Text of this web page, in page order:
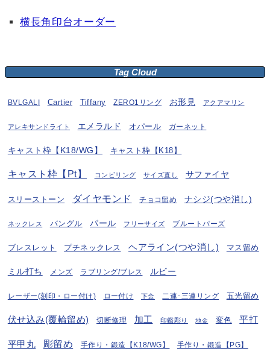
横長角印台オーダー
Tag Cloud
BVLGALI Cartier Tiffany ZERO1リング お形見 アクアマリン
アレキサンドライト エメラルド オパール ガーネット
キャスト枠【K18/WG】 キャスト枠【K18】
キャスト枠【Pt】 コンビリング サイズ直し サファイヤ
スリーストーン ダイヤモンド チョコ留め ナシジ(つや消し)
ネックレス バングル パール フリーサイズ ブルートパーズ
ブレスレット プチネックレス ヘアライン(つや消し) マス留め
ミル打ち メンズ ラブリング/ブレス ルビー
レーザー(刻印・ロー付け) ロー付け 下金 二連･三連リング 五光留め
伏せ込み(覆輪留め) 切断修理 加工 印鑑彫り 地金 変色 平打
平甲丸 彫留め 手作り・鍛造【K18/WG】 手作り・鍛造【PG】